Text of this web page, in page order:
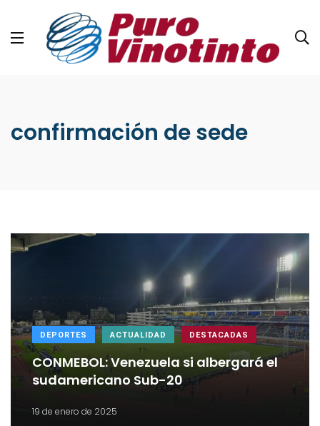
confirmación de sede
DEPORTES ACTUALIDAD DESTACADAS
CONMEBOL: Venezuela si albergará el
sudamericano Sub-20
19 de enero de 2025